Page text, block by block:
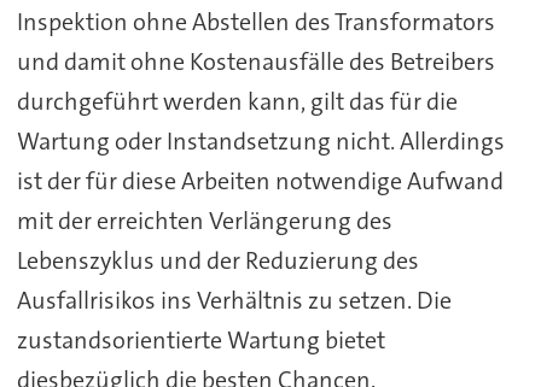
Inspektion ohne Abstellen des Transformators
und damit ohne Kostenausfälle des Betreibers
durchgeführt werden kann, gilt das für die
Wartung oder Instandsetzung nicht. Allerdings
ist der für diese Arbeiten notwendige Aufwand
mit der erreichten Verlängerung des
Lebenszyklus und der Reduzierung des
Ausfallrisikos ins Verhältnis zu setzen. Die
zustandsorientierte Wartung bietet
diesbezüglich die besten Chancen.